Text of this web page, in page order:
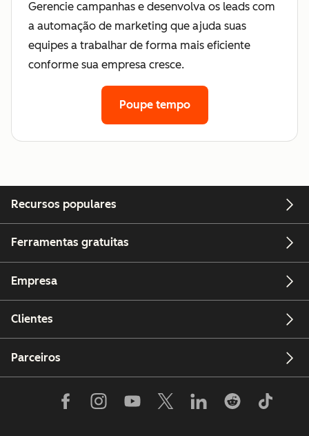
Gerencie campanhas e desenvolva os leads com
a automação de marketing que ajuda suas
equipes a trabalhar de forma mais eficiente
conforme sua empresa cresce.
Poupe tempo
Recursos populares
Ferramentas gratuitas
Empresa
Clientes
Parceiros